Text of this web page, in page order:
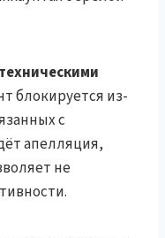
блокируется из-
с
апелляция,
не